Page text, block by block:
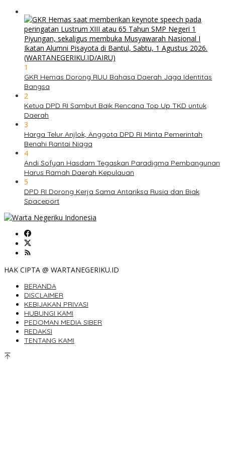
1
GKR Hemas Dorong RUU Bahasa Daerah Jaga Identitas
Bangsa
2
Ketua DPD RI Sambut Baik Rencana Top Up TKD untuk
Daerah
3
Harga Telur Anjlok, Anggota DPD RI Minta Pemerintah
Benahi Rantai Niaga
4
Andi Sofyan Hasdam Tegaskan Paradigma Pembangunan
Harus Ramah Daerah Kepulauan
5
DPD RI Dorong Kerja Sama Antariksa Rusia dan Biak
Spaceport
HAK CIPTA @ WARTANEGERIKU.ID
BERANDA
DISCLAIMER
KEBIJAKAN PRIVASI
HUBUNGI KAMI
PEDOMAN MEDIA SIBER
REDAKSI
TENTANG KAMI